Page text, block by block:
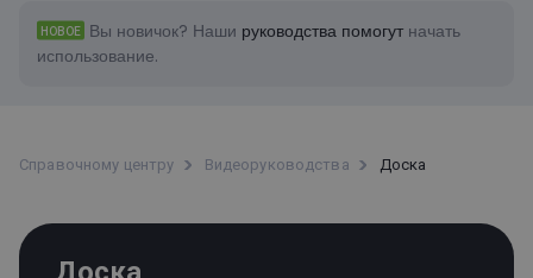
НОВОЕ Вы новичок? Наши руководства помогутначать
использование.
Справочному центру Bидеоруководства Доска